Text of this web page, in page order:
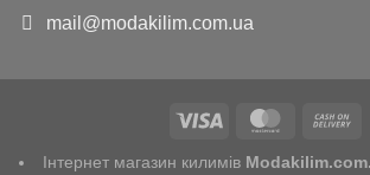
mail@modakilim.com.ua
Інтернет магазин килимів